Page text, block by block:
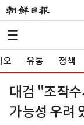
오 유통 정책
대검 "조작
가능성 우려